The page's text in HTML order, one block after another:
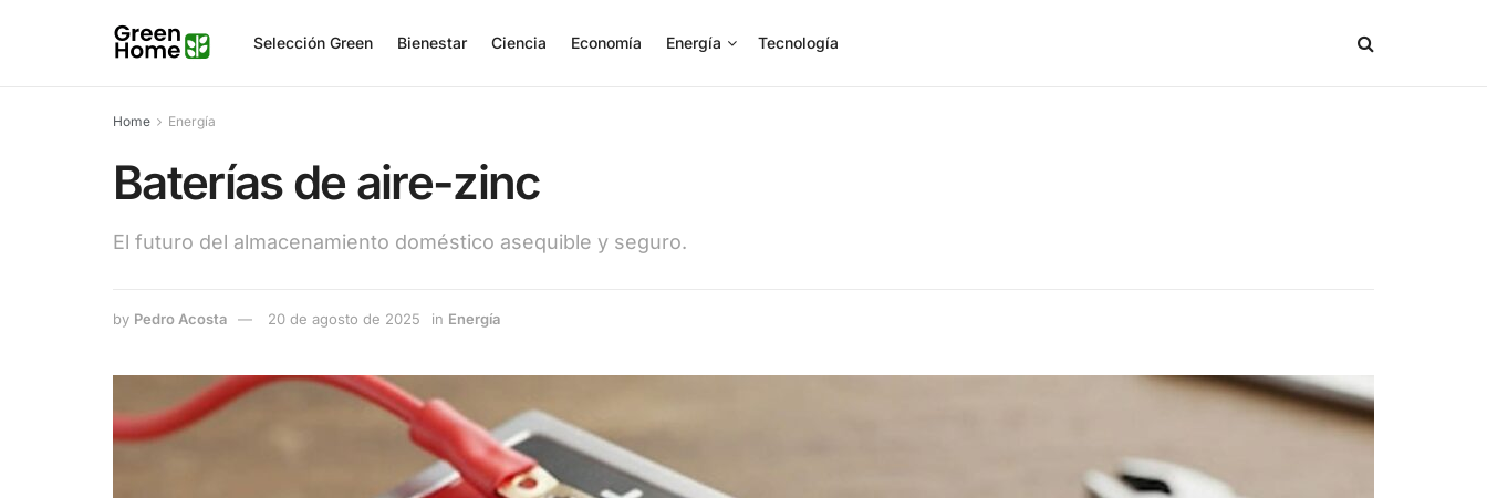
Selección Green Bienestar Ciencia Economía Energía Tecnología
Home Energía
Baterías de aire-zinc
El futuro del almacenamiento doméstico asequible y seguro.
by Pedro Acosta 20 de agosto de 2025 in Energía